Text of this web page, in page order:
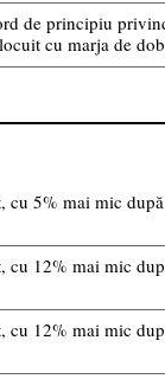
de principiu
cu marja de
cu 5% mai mic
12% mai mic
cu 12% mai mic